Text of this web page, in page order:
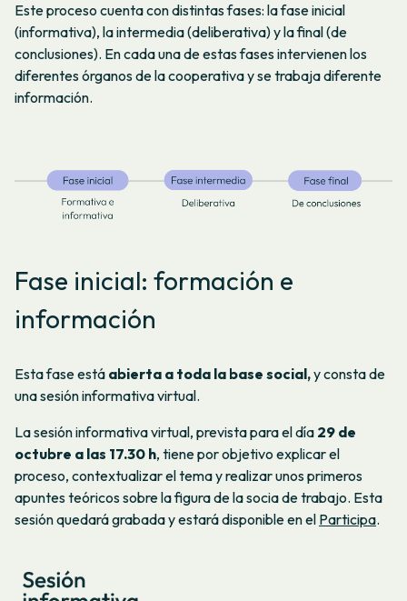
Este proceso cuenta con distintas fases: la fase inicial
(informativa), la intermedia (deliberativa) y la final (de
conclusiones). En cada una de estas fases intervienen los
diferentes órganos de la cooperativa y se trabaja diferente
información.
Fase inicial: formación e
información
Esta fase está abierta a toda la base social,y consta de
una sesión informativa virtual.
La sesión informativa virtual, prevista para el día 29 de
octubre a las 17.30 h, tiene por objetivo explicar el
proceso, contextualizar el tema y realizar unos primeros
apuntes teóricos sobre la figura de la socia de trabajo. Esta
sesión quedará grabada y estará disponible en el Participa.